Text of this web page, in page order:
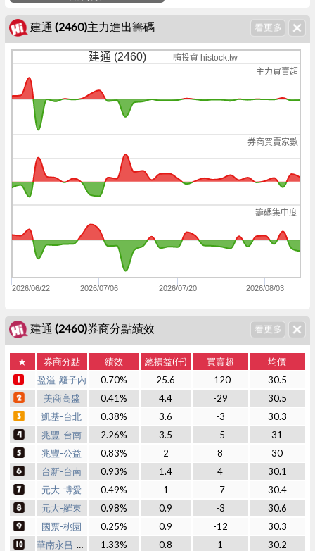
建通 (2460)主力進出籌碼
主力買賣超
券商買賣家數
籌碼集中度
建通 (2460) 嗨投資 histock.tw
2026/06/22 2026/07/06 2026/07/20 2026/08/03
建通 (2460)券商分點績效
★ 券商分點 績效 總損益(仟) 買賣超
均價
盈溢-籬子內
0.70% 25.6 -120
30.5
美商高盛
0.41% 4.4 -29
30.5
凱基-台北
0.38% 3.6 -3
30.3
兆豐-台南
2.26% 3.5 -5
31
兆豐-公益
0.83% 2 8
30
台新-台南
0.93% 1.4 4
30.1
元大-博愛
0.49% 1 -7
30.4
元大-羅東
0.98% 0.9 -3
30.6
國票-桃園
0.25% 0.9 -12
30.3
華南永昌-民權
1.33% 0.8 1 30.2